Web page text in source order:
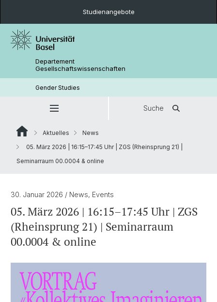
Studienangebote
Departement
Gesellschaftswissenschaften
Gender Studies
Suche
Aktuelles
News
05. März 2026 | 16:15–17:45 Uhr | ZGS (Rheinsprung 21) |
Seminarraum 00.0004 & online
30. Januar 2026 / News, Events
05. März 2026 | 16:15–17:45 Uhr | ZGS
(Rheinsprung 21) | Seminarraum
00.0004 & online